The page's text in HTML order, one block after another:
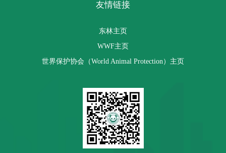
友情链接
东林主页
WWF主页
世界保护协会（World Animal Protection）主页